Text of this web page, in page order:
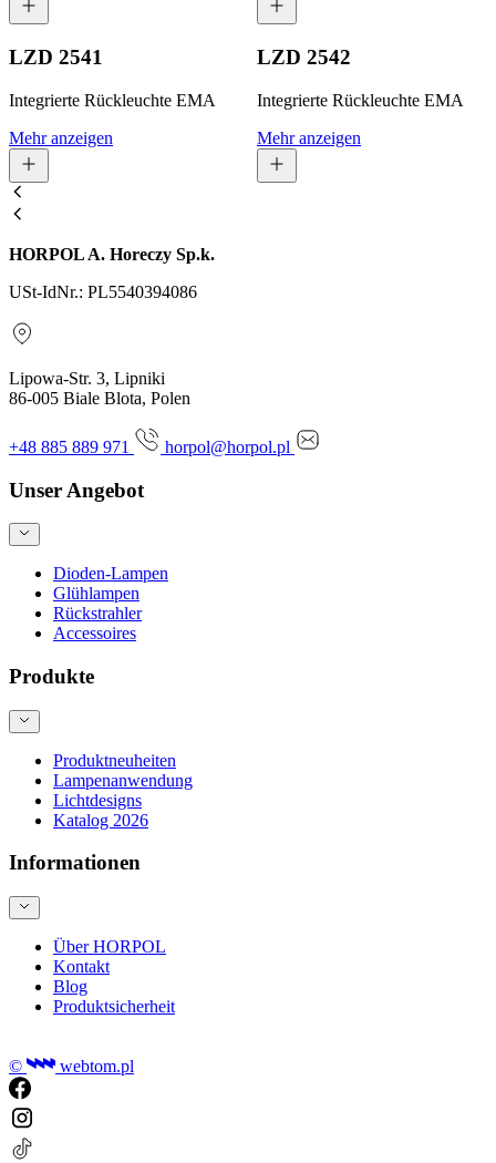
LZD 2541
Integrierte Rückleuchte EMA
Mehr anzeigen
LZD 2542
Integrierte Rückleuchte EMA
Mehr anzeigen
HORPOL A. Horeczy Sp.k.
USt-IdNr.: PL5540394086
Lipowa-Str. 3, Lipniki
86-005 Biale Blota, Polen
+48 885 889 971 horpol@horpol.pl
Unser Angebot
Dioden-Lampen
Glühlampen
Rückstrahler
Accessoires
Produkte
Produktneuheiten
Lampenanwendung
Lichtdesigns
Katalog 2026
Informationen
Über HORPOL
Kontakt
Blog
Produktsicherheit
© webtom.pl